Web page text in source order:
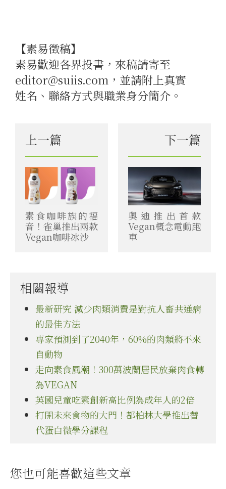
【素易徵稿】
素易歡迎各界投書，來稿請寄至
editor@suiis.com，並請附上真實
姓名、聯絡方式與職業身分簡介。
上一篇
素食咖啡族的福
音！雀巢推出兩款
Vegan咖啡冰沙
下一篇
奧迪推出首款
Vegan概念電動跑
車
相關報導
最新研究 減少肉類消費是對抗人畜共通病
的最佳方法
專家預測到了2040年，60%的肉類將不來
自動物
走向素食風潮！300萬波蘭居民放棄肉食轉
為VEGAN
英國兒童吃素創新高比例為成年人的2倍
打開未來食物的大門！都柏林大學推出替
代蛋白微學分課程
您也可能喜歡這些文章